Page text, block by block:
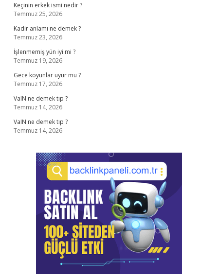
Keçinin erkek ismi nedir ?
Temmuz 25, 2026
Kadir anlamı ne demek ?
Temmuz 23, 2026
İşlenmemiş yün iyi mi ?
Temmuz 19, 2026
Gece koyunlar uyur mu ?
Temmuz 17, 2026
VaIN ne demek tıp ?
Temmuz 14, 2026
VaIN ne demek tıp ?
Temmuz 14, 2026